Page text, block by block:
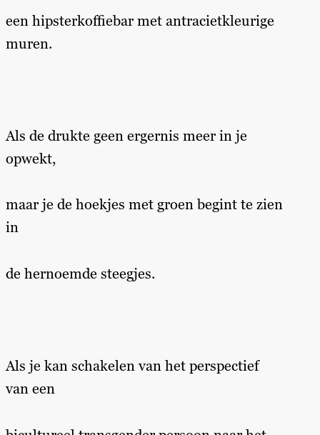
een hipsterkoffiebar met antracietkleurige
muren.
Als de drukte geen ergernis meer in je
opwekt,
maar je de hoekjes met groen begint te zien
in
de hernoemde steegjes.
Als je kan schakelen van het perspectief
van een